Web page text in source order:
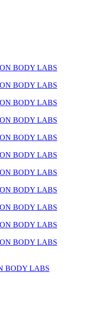
BODY LABS